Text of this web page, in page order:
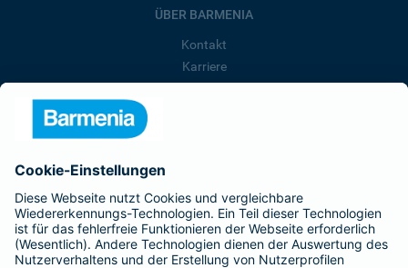
ÜBER BARMENIA
Kontakt
Karriere
Barmenia ist Teil der BarmeniaGothaer
BELIEBTE SEITEN
Kranken-Zusatzversicherung